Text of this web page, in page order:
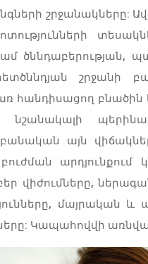
շրջանակները:
ծննդաբերության,
շրջանի
հանդիսացող բնածին
այն
վիժումները,
մայրական
Կապահովվի